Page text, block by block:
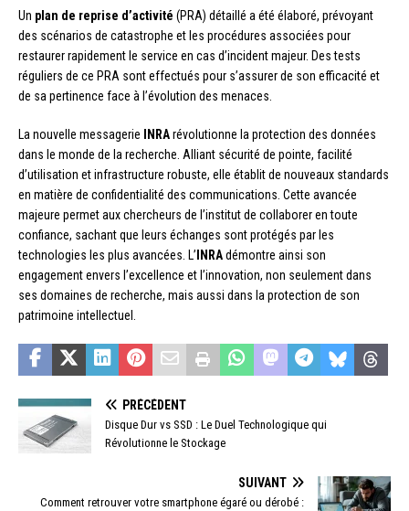
Un plan de reprise d’activité (PRA) détaillé a été élaboré, prévoyant
des scénarios de catastrophe et les procédures associées pour
restaurer rapidement le service en cas d’incident majeur. Des tests
réguliers de ce PRA sont effectués pour s’assurer de son efficacité et
de sa pertinence face à l’évolution des menaces.
La nouvelle messagerie INRArévolutionne la protection des données
dans le monde de la recherche. Alliant sécurité de pointe, facilité
d’utilisation et infrastructure robuste, elle établit de nouveaux standards
en matière de confidentialité des communications. Cette avancée
majeure permet aux chercheurs de l’institut de collaborer en toute
confiance, sachant que leurs échanges sont protégés par les
technologies les plus avancées. L’ INRAdémontre ainsi son
engagement envers l’excellence et l’innovation, non seulement dans
ses domaines de recherche, mais aussi dans la protection de son
patrimoine intellectuel.
PRÉCÉDENT
Disque Dur vs SSD : Le Duel Technologique qui
Révolutionne le Stockage
SUIVANT
Comment retrouver votre smartphone égaré ou dérobé :